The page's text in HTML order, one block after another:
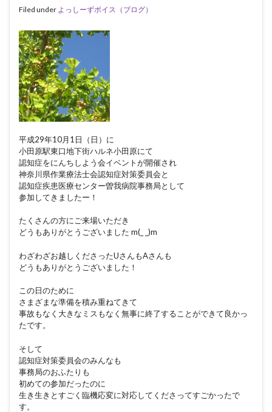
Filed under よっしーずボイス（ブログ）
平成29年10月1日（日）に
小田原駅東口地下街ハルネ小田原にて
認知症をにんちしよう会イベントが開催され
神奈川県作業療法士会認知症対策委員会と
認知症疾患医療センター曽我病院事務局として
参加してきましたー！
たくさんの方にご来場いただき
どうもありがとうございました m(_ _)m
わざわざお越しくださったUさんもAさんも
どうもありがとうございました！
この日のために
さまざまな準備を積み重ねてきて
事故もなく大きなミスもなく無事に終了することができて良かっ
たです。
そして
認知症対策委員会のみんなも
事務局のおふたりも
初めての参加だったのに
生き生きとすごく臨機応変に対応してくださってすごかったで
す。